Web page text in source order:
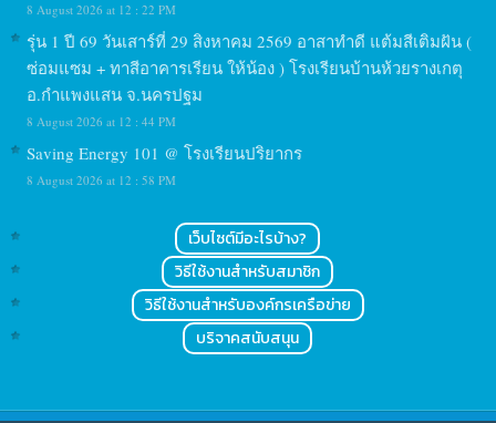
8 August 2026 at 12 : 22 PM
รุ่น 1 ปี 69 วันเสาร์ที่ 29 สิงหาคม 2569 อาสาทำดี แต้มสีเติมฝัน (
ซ่อมแซม + ทาสีอาคารเรียน ให้น้อง ) โรงเรียนบ้านห้วยรางเกตุ
อ.กำแพงแสน จ.นครปฐม
8 August 2026 at 12 : 44 PM
Saving Energy 101 @ โรงเรียนปริยากร
8 August 2026 at 12 : 58 PM
เว็บไซต์มีอะไรบ้าง?
วิธีใช้งานสำหรับสมาชิก
วิธีใช้งานสำหรับองค์กรเครือข่าย
บริจาคสนับสนุน